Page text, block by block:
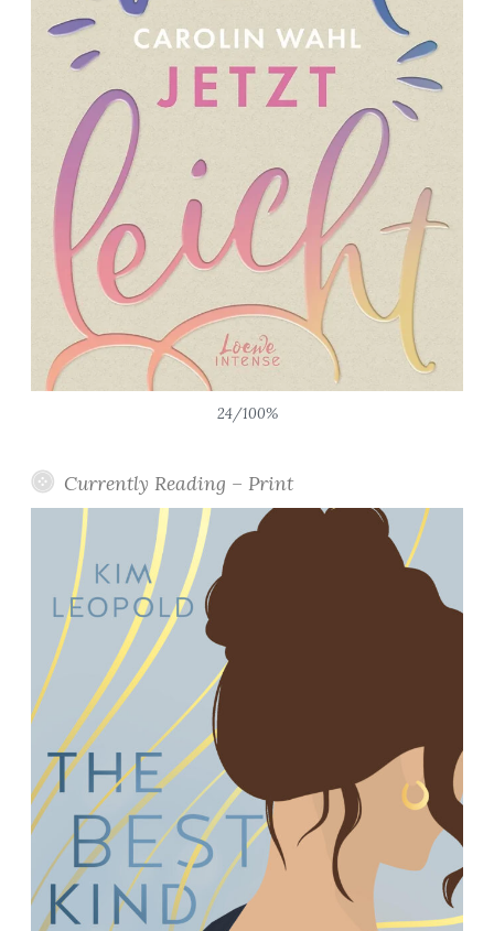
24/100%
Currently Reading – Print